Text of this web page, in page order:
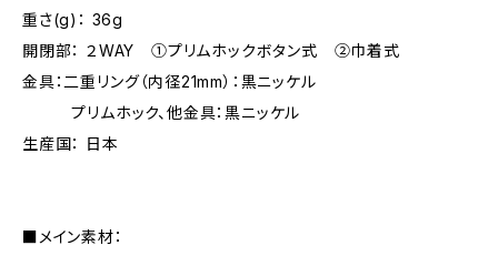
重さ(g)： 36g
開閉部： ２WAY ①プリムホックボタン式 ②巾着式
金具：二重リング（内径21mm）：黒ニッケル
プリムホック、他金具：黒ニッケル
生産国： 日本
■メイン素材：